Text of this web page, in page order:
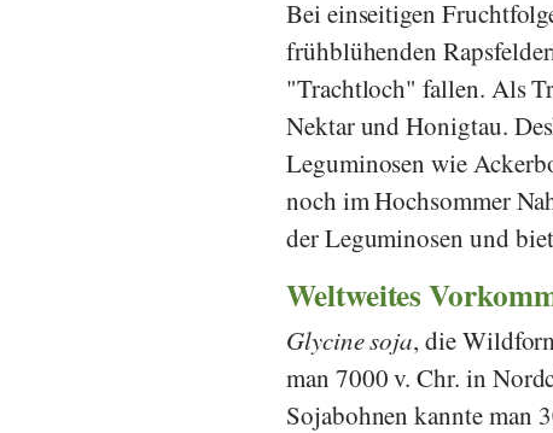
Bei einseitigen
frühblühenden
"Trachtloch" fallen. Als
Nektar und Honigtau.
Leguminosen wie
noch im Hochsommer
der Leguminosen und
Weltweites
Glycine soja, die
man 7000 v. Chr. in
Sojabohnen kannte man